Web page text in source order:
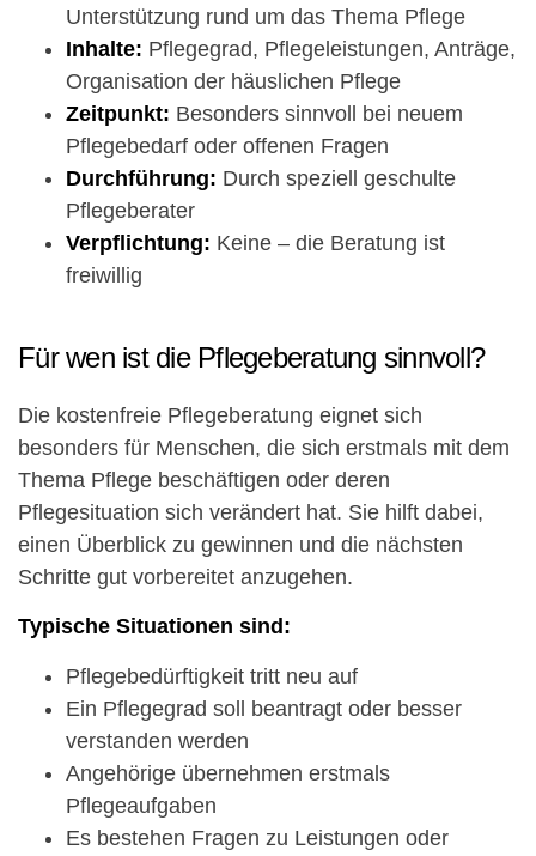
Unterstützung rund um das Thema Pflege
Inhalte: Pflegegrad, Pflegeleistungen, Anträge,
Organisation der häuslichen Pflege
Zeitpunkt: Besonders sinnvoll bei neuem
Pflegebedarf oder offenen Fragen
Durchführung: Durch speziell geschulte
Pflegeberater
Verpflichtung: Keine – die Beratung ist
freiwillig
Für wen ist die Pflegeberatung sinnvoll?
Die kostenfreie Pflegeberatung eignet sich
besonders für Menschen, die sich erstmals mit dem
Thema Pflege beschäftigen oder deren
Pflegesituation sich verändert hat. Sie hilft dabei,
einen Überblick zu gewinnen und die nächsten
Schritte gut vorbereitet anzugehen.
Typische Situationen sind:
Pflegebedürftigkeit tritt neu auf
Ein Pflegegrad soll beantragt oder besser
verstanden werden
Angehörige übernehmen erstmals
Pflegeaufgaben
Es bestehen Fragen zu Leistungen oder